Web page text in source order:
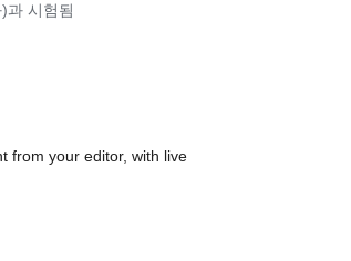
과 시험됨
from your editor, with live